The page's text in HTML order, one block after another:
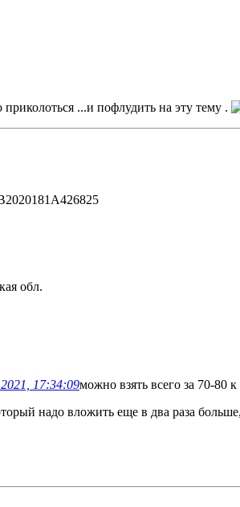
...и пофлудить на эту тему .
обл.
17:34:09можно взять всего за 70-80
надо вложить еще в два раза